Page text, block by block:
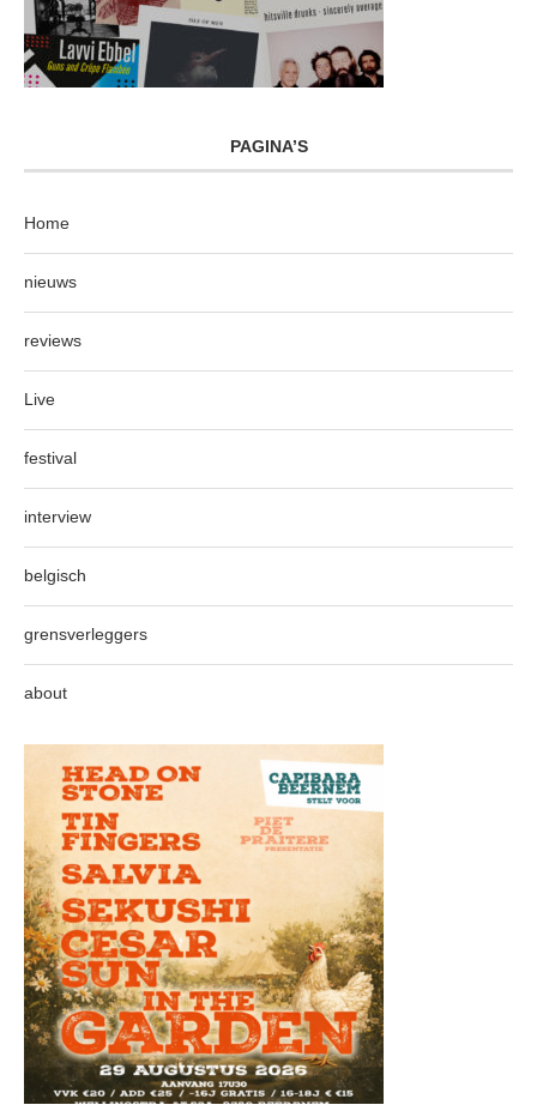
PAGINA’S
Home
nieuws
reviews
Live
festival
interview
belgisch
grensverleggers
about